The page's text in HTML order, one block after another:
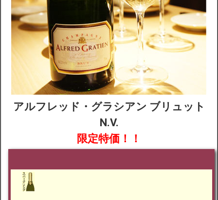
アルフレッド・グラシアン ブリュット
N.V.
限定特価！！